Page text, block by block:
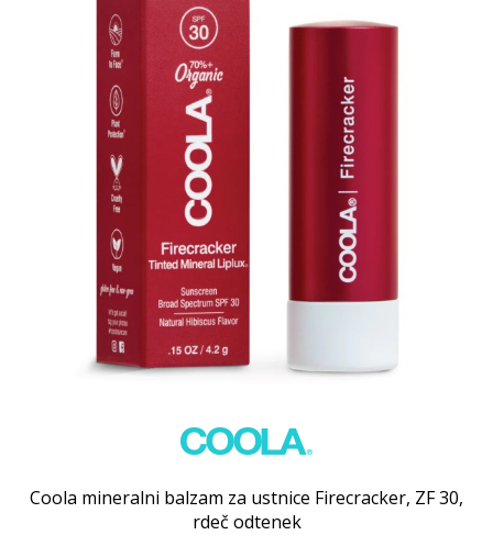
Coola mineralni balzam za ustnice Firecracker, ZF 30,
rdeč odtenek